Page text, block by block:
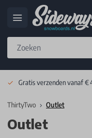
Gratis verzenden vanaf €
ThirtyTwo Outlet
Outlet